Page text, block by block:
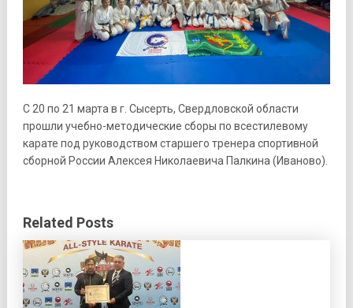
С 20 по 21 марта в г. Сысерть, Свердловской области
прошли учебно-методические сборы по всестилевому
карате под руководством старшего тренера спортивной
сборной России Алексея Николаевича Палкина (Иваново).
Related Posts